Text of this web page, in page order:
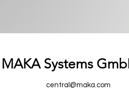
MAKA Systems
central@maka.com